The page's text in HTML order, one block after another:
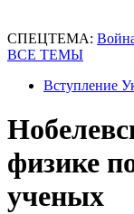
СПЕЦТЕМА:
ВСЕ ТЕМЫ
Вступление
физике
ученых